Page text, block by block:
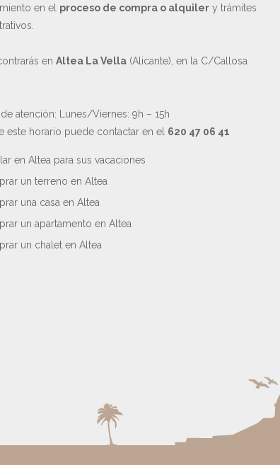
en el proceso de compra o alquilery trámites
en Altea La Vella(Alicante), en la C/Callosa
atención: Lunes/Viernes: 9h – 15h
este horario puede contactar en el 620 47 06 41
en Altea para sus vacaciones
un terreno en Altea
una casa en Altea
un apartamento en Altea
un chalet en Altea